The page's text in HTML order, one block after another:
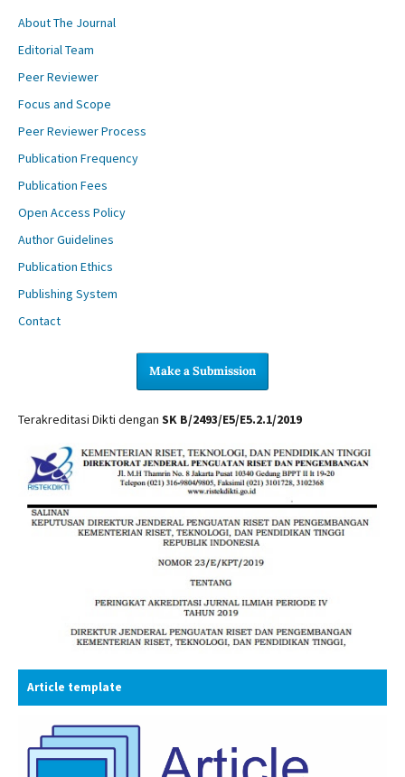
About The Journal
Editorial Team
Peer Reviewer
Focus and Scope
Peer Reviewer Process
Publication Frequency
Publication Fees
Open Access Policy
Author Guidelines
Publication Ethics
Publishing System
Contact
Make a Submission
Terakreditasi Dikti dengan SK B/2493/E5/E5.2.1/2019
Article template